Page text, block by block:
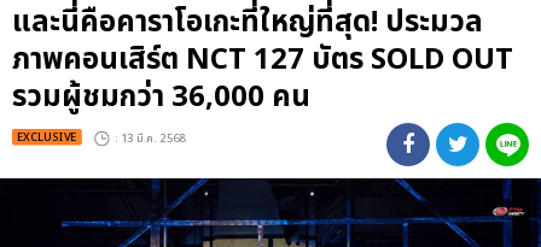
และนี่คือคาราโอเกะที่ใหญ่ที่สุด! ประมวล
ภาพคอนเสิร์ต NCT 127 บัตร SOLD OUT
รวมผู้ชมกว่า 36,000 คน
EXCLUSIVE : 13 มี.ค. 2568